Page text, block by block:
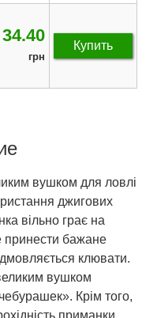
34.40
грн
Купить
вушком для ловлі
джигових
вільно грає на
принести бажане
клювати.
вушком
Крім того,